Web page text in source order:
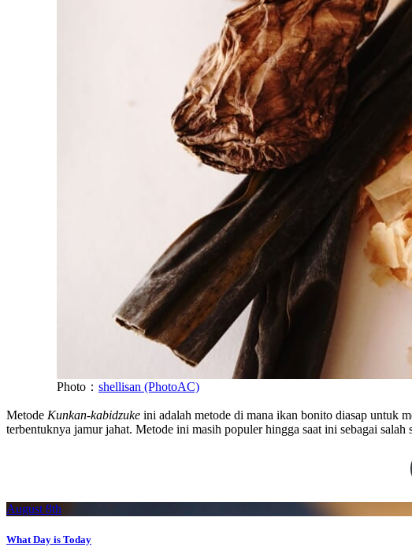
Photo： shellisan (PhotoAC)
Metode Kunkan-kabidzuke ini adalah metode di mana ikan bonito diasap untuk
terbentuknya jamur jahat. Metode ini masih populer hingga saat ini sebagai salah
August 8th
What Day is Today